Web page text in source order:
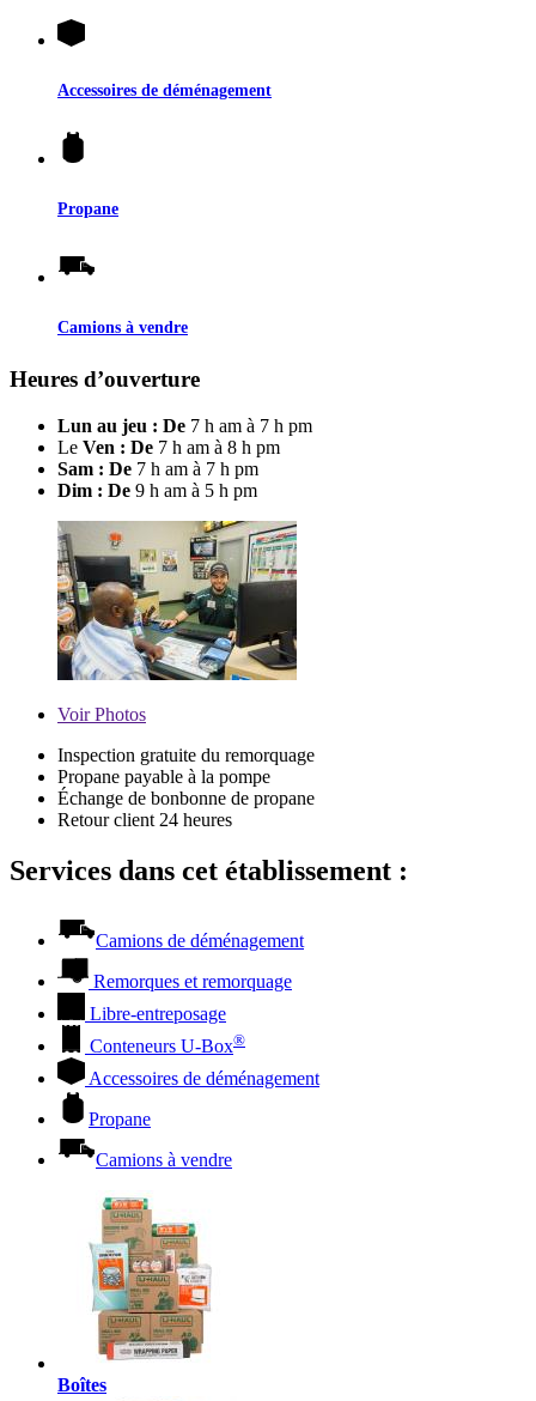
Accessoires de déménagement
Propane
Camions à vendre
Heures d’ouverture
Lun au jeu : De 7 h am à 7 h pm
Le Ven : De 7 h am à 8 h pm
Sam : De 7 h am à 7 h pm
Dim : De 9 h am à 5 h pm
VoirPhotos
Inspection gratuite du remorquage
Propane payable à la pompe
Échange de bonbonne de propane
Retour client 24 heures
Services dans cet établissement :
Camions de déménagement
Remorques et remorquage
Libre-entreposage
Conteneurs U-Box®
Accessoires de déménagement
Propane
Camions à vendre
Boîtes